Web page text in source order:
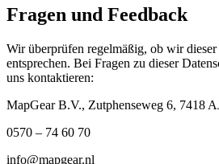
Fragen und Feedback
Wir überprüfen regelmäßig, ob wir
entsprechen. Bei Fragen zu dieser
uns kontaktieren:
MapGear B.V., Zutphenseweg 6, 7418
0570 – 74 60 70
info@mapgear.nl